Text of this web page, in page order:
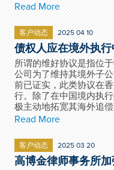
Read More
客户动态 2025 04 10
债权人应在境外执
所谓的维好协议是指位
公司为了维持其境外子
前已证实，此类协议在
行。除了在中国境内执
极主动地拓宽其海外追
Read More
客户动态 2025 03 20
高博金律师事务所